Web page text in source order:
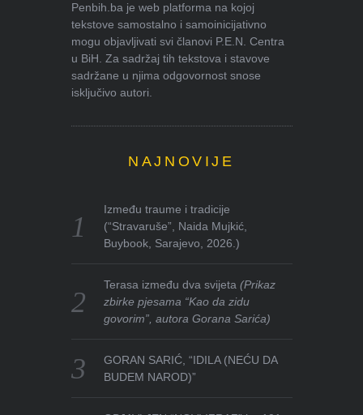
Penbih.ba je web platforma na kojoj
tekstove samostalno i samoinicijativno
mogu objavljivati svi članovi P.E.N. Centra
u BiH. Za sadržaj tih tekstova i stavove
sadržane u njima odgovornost snose
isključivo autori.
NAJNOVIJE
Između traume i tradicije
(“Stravaruše”, Naida Mujkić,
Buybook, Sarajevo, 2026.)
Terasa između dva svijeta(Prikaz
zbirke pjesama “Kao da zidu
govorim”, autora Gorana Sarića)
GORAN SARIĆ, “IDILA (NEĆU DA
BUDEM NAROD)”